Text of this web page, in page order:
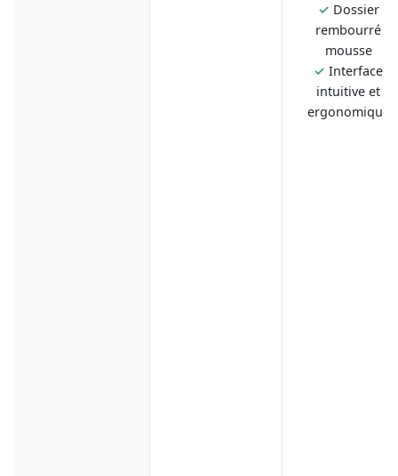
✓ Dossier
rembourré
mousse
✓ Interface
intuitive et
ergonomique